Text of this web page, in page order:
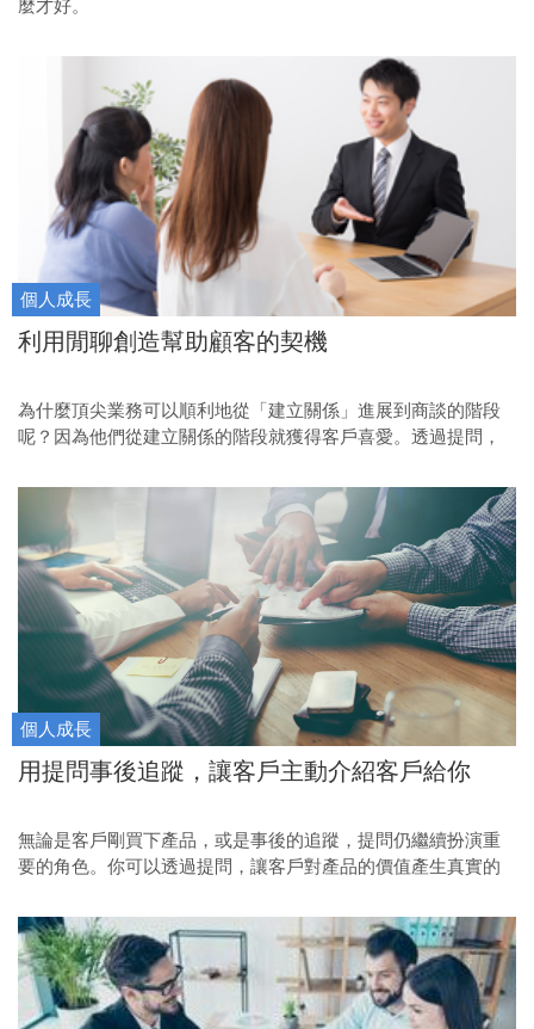
麼才好。
個人成長
利用閒聊創造幫助顧客的契機
為什麼頂尖業務可以順利地從「建立關係」進展到商談的階段
呢？因為他們從建立關係的階段就獲得客戶喜愛。透過提問，
法。
個人成長
用提問事後追蹤，讓客戶主動介紹客戶給你
無論是客戶剛買下產品，或是事後的追蹤，提問仍繼續扮演重
要的角色。你可以透過提問，讓客戶對產品的價值產生真實的